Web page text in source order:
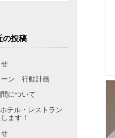
の投稿
ーン 行動計画
について
テル・レストラン
ます！